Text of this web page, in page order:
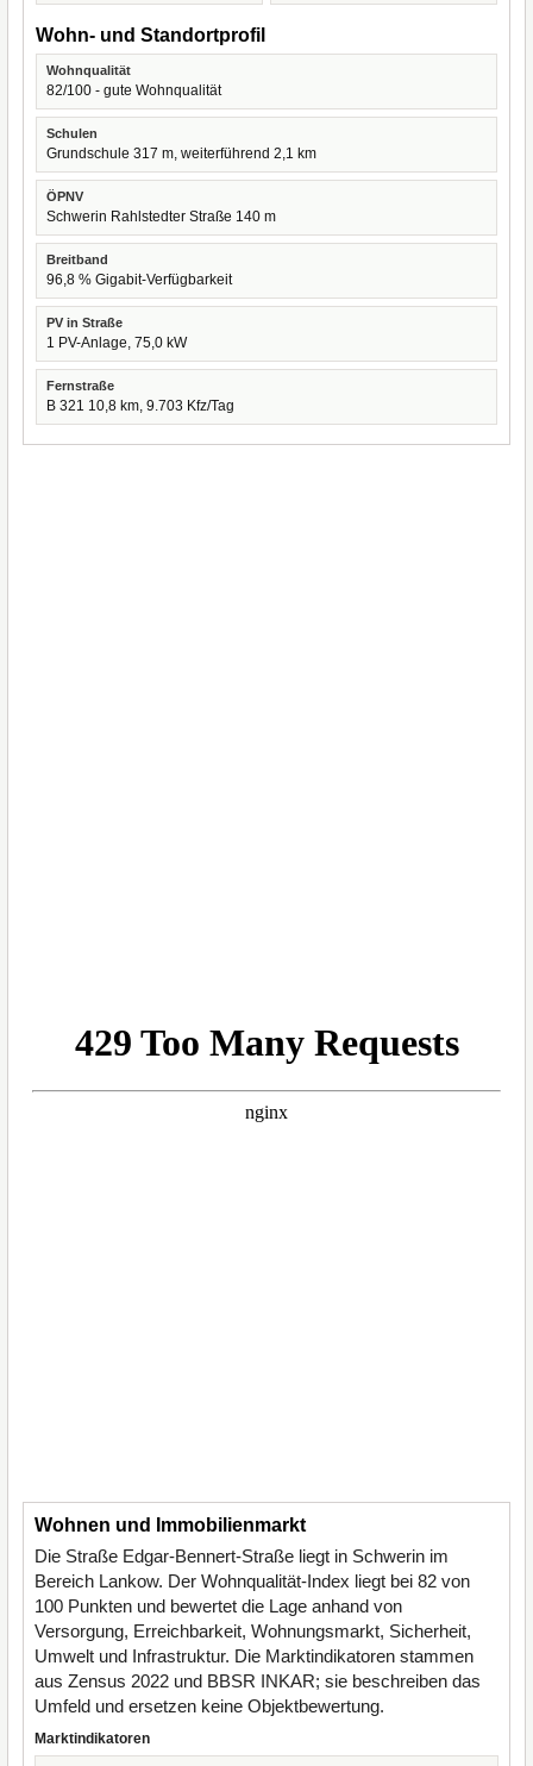
Wohn- und Standortprofil
Wohnqualität
82/100 - gute Wohnqualität
Schulen
Grundschule 317 m, weiterführend 2,1 km
ÖPNV
Schwerin Rahlstedter Straße 140 m
Breitband
96,8 % Gigabit-Verfügbarkeit
PV in Straße
1 PV-Anlage, 75,0 kW
Fernstraße
B 321 10,8 km, 9.703 Kfz/Tag
Wohnen und Immobilienmarkt
Die Straße Edgar-Bennert-Straße liegt in Schwerin im
Bereich Lankow. Der Wohnqualität-Index liegt bei 82 von
100 Punkten und bewertet die Lage anhand von
Versorgung, Erreichbarkeit, Wohnungsmarkt, Sicherheit,
Umwelt und Infrastruktur. Die Marktindikatoren stammen
aus Zensus 2022 und BBSR INKAR; sie beschreiben das
Umfeld und ersetzen keine Objektbewertung.
Marktindikatoren